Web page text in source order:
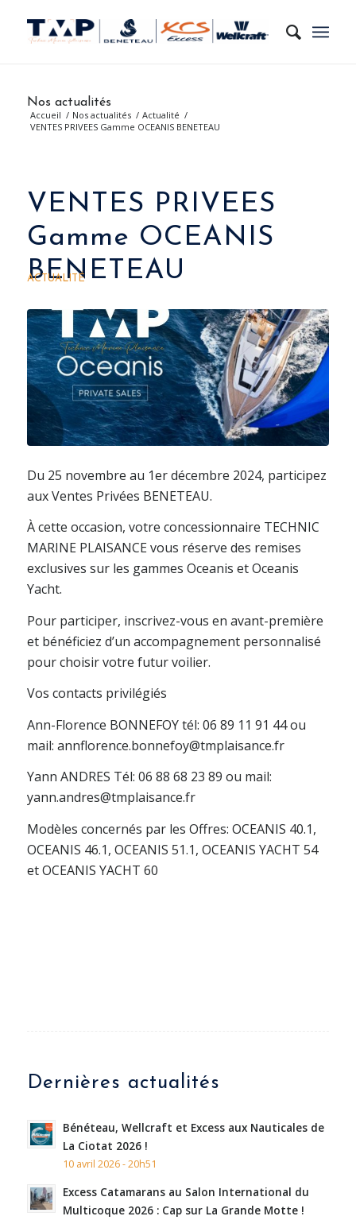
Nos actualités
Accueil / Nos actualités / Actualité /
VENTES PRIVEES Gamme OCEANIS BENETEAU
VENTES PRIVEES
Gamme OCEANIS
BENETEAU
ACTUALITÉ
Du 25 novembre au 1er décembre 2024, participez
aux Ventes Privées BENETEAU.
À cette occasion, votre concessionnaire TECHNIC
MARINE PLAISANCE vous réserve des remises
exclusives sur les gammes Oceanis et Oceanis
Yacht.
Pour participer, inscrivez-vous en avant-première
et bénéficiez d’un accompagnement personnalisé
pour choisir votre futur voilier.
Vos contacts privilégiés
Ann-Florence BONNEFOY tél: 06 89 11 91 44 ou
mail: annflorence.bonnefoy@tmplaisance.fr
Yann ANDRES Tél: 06 88 68 23 89 ou mail:
yann.andres@tmplaisance.fr
Modèles concernés par les Offres: OCEANIS 40.1,
OCEANIS 46.1, OCEANIS 51.1, OCEANIS YACHT 54
et OCEANIS YACHT 60
Dernières actualités
Bénéteau, Wellcraft et Excess aux Nauticales de
La Ciotat 2026 !
10 avril 2026 - 20h51
Excess Catamarans au Salon International du
Multicoque 2026 : Cap sur La Grande Motte !